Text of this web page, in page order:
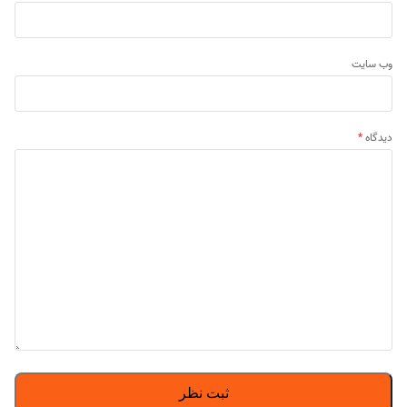
وب‌ سایت
دیدگاه*